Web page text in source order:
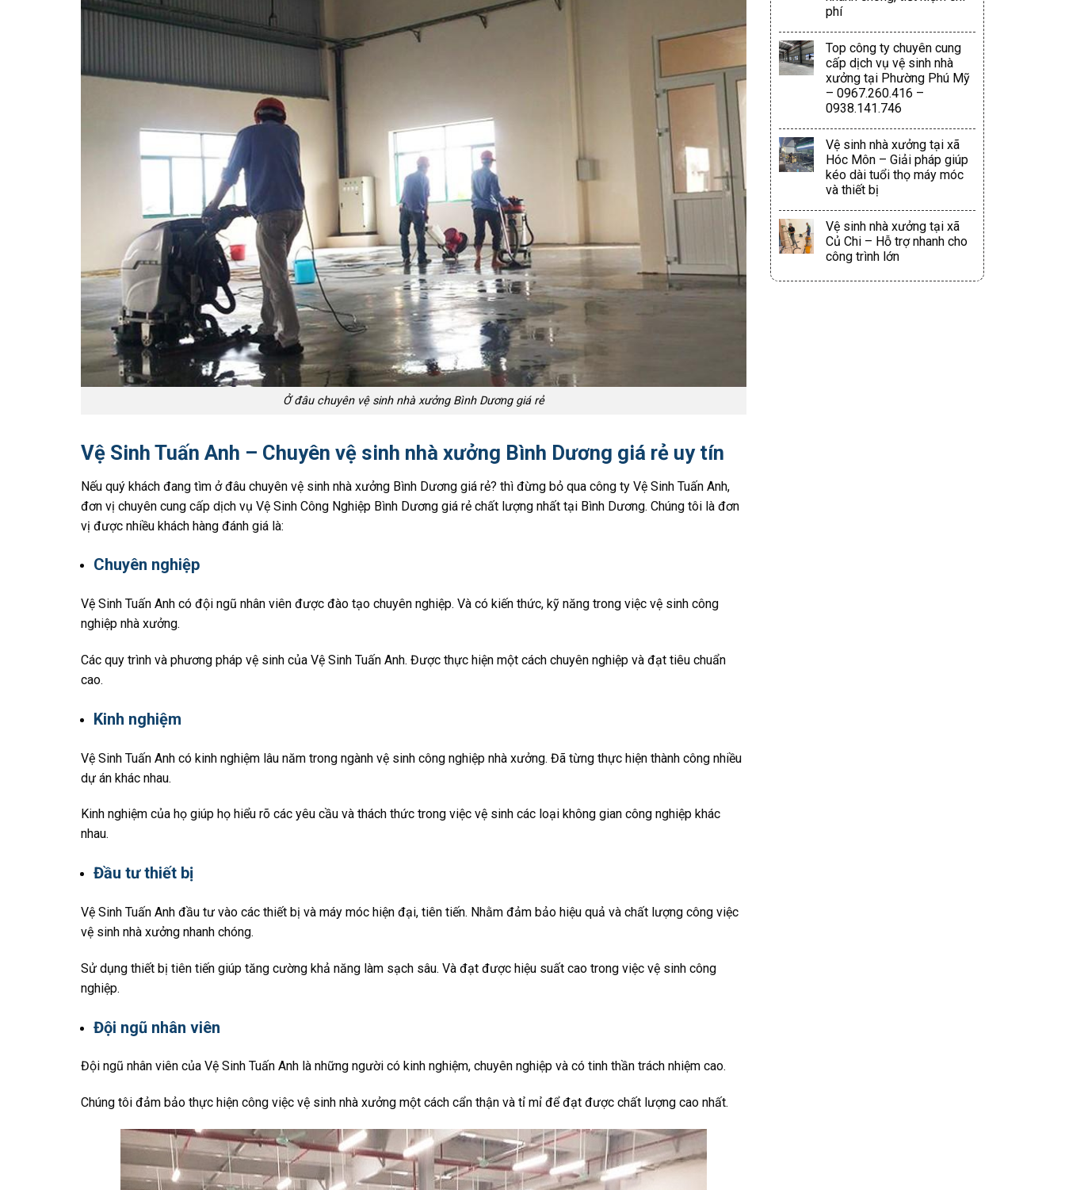
Ở đâu chuyên vệ sinh nhà xưởng Bình Dương giá rẻ
Vệ Sinh Tuấn Anh – Chuyên vệ sinh nhà xưởng Bình Dương giá rẻ uy tín
Nếu quý khách đang tìm ở đâu chuyên vệ sinh nhà xưởng Bình Dương giá rẻ? thì đừng bỏ qua công ty Vệ Sinh Tuấn Anh,
đơn vị chuyên cung cấp dịch vụ Vệ Sinh Công Nghiệp Bình Dương giá rẻ chất lượng nhất tại Bình Dương. Chúng tôi là đơn
vị được nhiều khách hàng đánh giá là:
Chuyên nghiệp
Vệ Sinh Tuấn Anh có đội ngũ nhân viên được đào tạo chuyên nghiệp. Và có kiến thức, kỹ năng trong việc vệ sinh công
nghiệp nhà xưởng.
Các quy trình và phương pháp vệ sinh của Vệ Sinh Tuấn Anh. Được thực hiện một cách chuyên nghiệp và đạt tiêu chuẩn
cao.
Kinh nghiệm
Vệ Sinh Tuấn Anh có kinh nghiệm lâu năm trong ngành vệ sinh công nghiệp nhà xưởng. Đã từng thực hiện thành công nhiều
dự án khác nhau.
Kinh nghiệm của họ giúp họ hiểu rõ các yêu cầu và thách thức trong việc vệ sinh các loại không gian công nghiệp khác
nhau.
Đầu tư thiết bị
Vệ Sinh Tuấn Anh đầu tư vào các thiết bị và máy móc hiện đại, tiên tiến. Nhằm đảm bảo hiệu quả và chất lượng công việc
vệ sinh nhà xưởng nhanh chóng.
Sử dụng thiết bị tiên tiến giúp tăng cường khả năng làm sạch sâu. Và đạt được hiệu suất cao trong việc vệ sinh công
nghiệp.
Đội ngũ nhân viên
Đội ngũ nhân viên của Vệ Sinh Tuấn Anh là những người có kinh nghiệm, chuyên nghiệp và có tinh thần trách nhiệm cao.
Chúng tôi đảm bảo thực hiện công việc vệ sinh nhà xưởng một cách cẩn thận và tỉ mỉ để đạt được chất lượng cao nhất.
phí
Top công ty chuyên cung
cấp dịch vụ vệ sinh nhà
xưởng tại Phường Phú Mỹ
– 0967.260.416 –
0938.141.746
Vệ sinh nhà xưởng tại xã
Hóc Môn – Giải pháp giúp
kéo dài tuổi thọ máy móc
và thiết bị
Vệ sinh nhà xưởng tại xã
Củ Chi – Hỗ trợ nhanh cho
công trình lớn